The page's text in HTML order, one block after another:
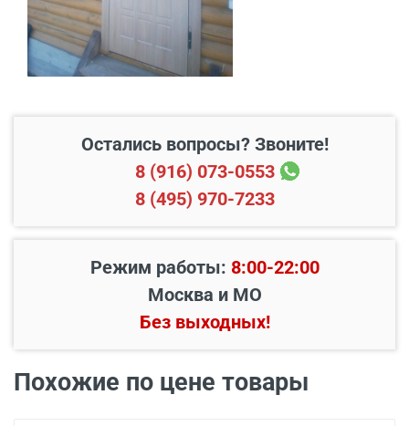
вашим потребностям.
Свыше 20 км от МКАД 45 руб./км
Подъем до квартиры 200 руб./этаж
Цена, руб.
Остались вопросы? Звоните!
8 (916) 073-0553
8 (495) 970-7233
Режим работы: 8:00-22:00
Москва и МО
Без выходных!
Похожие по цене товары